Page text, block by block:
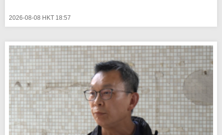
2026-08-08 HKT 18:57